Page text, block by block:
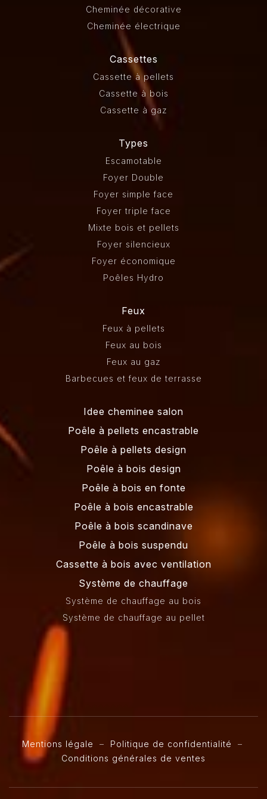
Cheminée décorative
Cheminée électrique
Cassettes
Cassette à pellets
Cassette à bois
Cassette à gaz
Types
Escamotable
Foyer Double
Foyer simple face
Foyer triple face
Mixte bois et pellets
Foyer silencieux
Foyer économique
Poêles Hydro
Feux
Feux à pellets
Feux au bois
Feux au gaz
Barbecues et feux de terrasse
Idee cheminee salon
Poêle à pellets encastrable
Poêle à pellets design
Poêle à bois design
Poêle à bois en fonte
Poêle à bois encastrable
Poêle à bois scandinave
Poêle à bois suspendu
Cassette à bois avec ventilation
Système de chauffage
Système de chauffage au bois
Système de chauffage au pellet
Mentions légale – Politique de confidentialité –
Conditions générales de ventes